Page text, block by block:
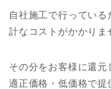
自社施工で行ってい
計なコストがかかりま
その分をお客様に還元
適正価格・低価格で提